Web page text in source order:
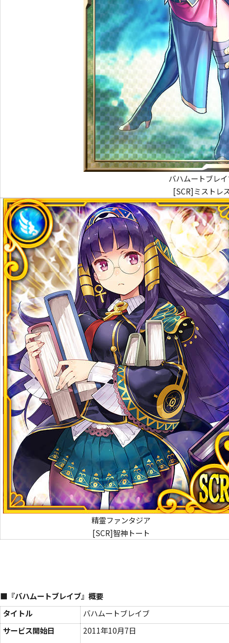
バハムートブレ
[SCR]ミストレ
精霊ファンタジア
[SCR]智神トート
■『バハムートブレイブ』概要
タイトル
バハムートブレイブ
サービス開始日
2011年10月7日